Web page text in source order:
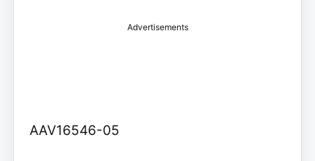
Advertisements
AAV16546-05